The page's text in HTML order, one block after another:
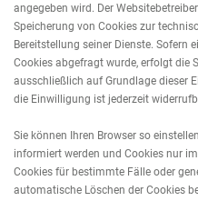
angegeben wird. Der
Speicherung von Cookies zur
Bereitstellung seiner Dienste. Sofern
Cookies abgefragt wurde, erfolgt die
ausschließlich auf Grundlage dieser
die Einwilligung ist jederzeit
Sie können Ihren Browser so
informiert werden und Cookies nur
Cookies für bestimmte Fälle oder
automatische Löschen der Cookies